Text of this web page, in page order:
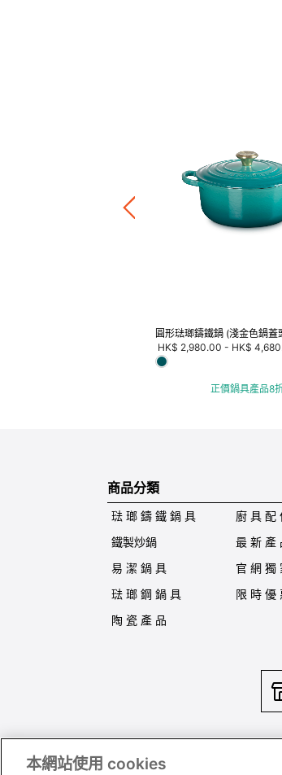
圓形琺瑯鑄鐵鍋 (淺金色鍋蓋
HK$ 2,980.00 - HK$
正價鍋具產品8
商品分類
琺 瑯 鑄 鐵 鍋 具
鐵製炒鍋
易 潔 鍋 具
琺 瑯 鋼 鍋 具
陶 瓷 產 品
廚 具 配
最 新 產
官 網 獨
限 時 優
本網站使用 cookies